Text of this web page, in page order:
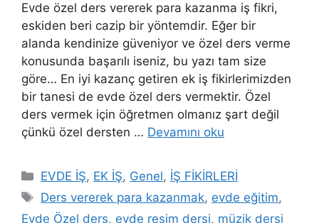
Evde özel ders vererek para kazanma iş fikri,
eskiden beri cazip bir yöntemdir. Eğer bir
alanda kendinize güveniyor ve özel ders verme
konusunda başarılı iseniz, bu yazı tam size
göre… En iyi kazanç getiren ek iş fikirlerimizden
bir tanesi de evde özel ders vermektir. Özel
ders vermek için öğretmen olmanız şart değil
çünkü özel dersten … Devamını oku
Kategoriler
EVDE İŞ, EK İŞ, Genel, İŞ FİKİRLERİ
Etiketler
Ders vererek para kazanmak, evde eğitim,
Evde Özel ders, evde resim dersi, müzik dersi